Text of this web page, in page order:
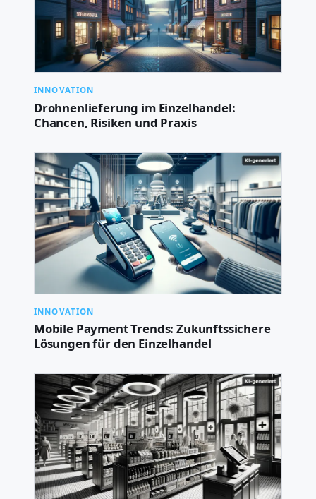
INNOVATION
Drohnenlieferung im Einzelhandel:
Chancen, Risiken und Praxis
INNOVATION
Mobile Payment Trends: Zukunftssichere
Lösungen für den Einzelhandel